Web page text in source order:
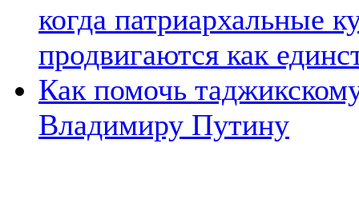
когда патриархальные
продвигаются как
Как помочь
Владимиру Путину